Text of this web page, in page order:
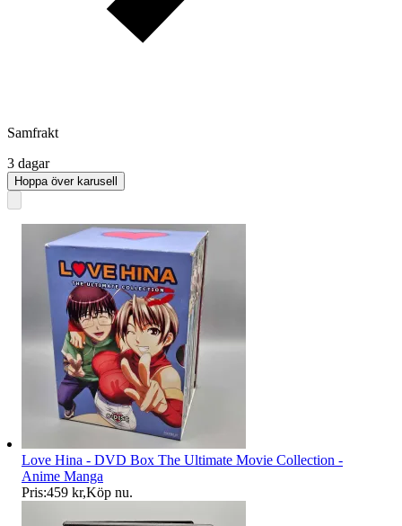
Samfrakt
3 dagar
Hoppa över karusell
Love Hina - DVD Box The Ultimate Movie Collection -
Anime Manga
Pris:459 kr,Köp nu.